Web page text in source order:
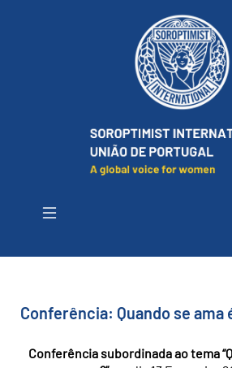
Conferência: Quando se ama
Conferência subordinada ao tema